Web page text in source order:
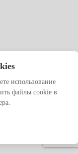
подтверждения
с вами.
данных
использование
файлы cookie в